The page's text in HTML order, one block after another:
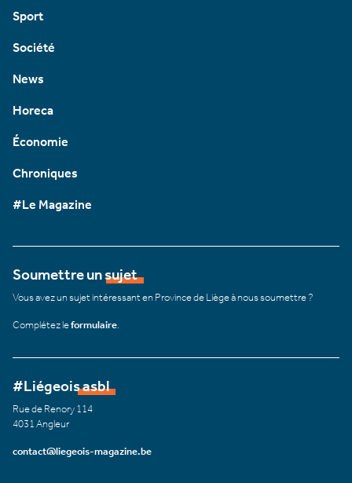
Sport
Société
News
Horeca
Économie
Chroniques
#Le Magazine
Soumettre un sujet
Vous avez un sujet intéressant en Province de Liège à nous soumettre ?
Complétez leformulaire
#Liégeois asbl
Rue de Renory 114
4031 Angleur
contact@liegeois-magazine.be